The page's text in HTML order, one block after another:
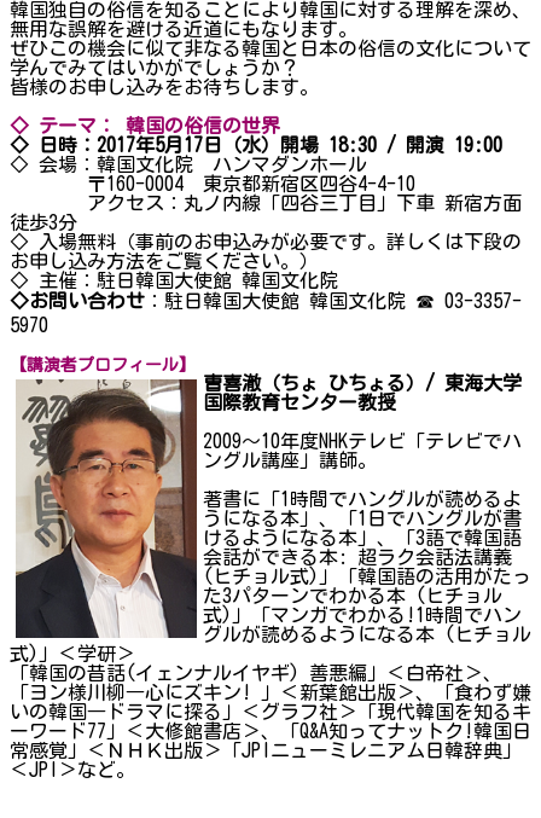
韓国独自の俗信を知ることにより韓国に対する理解を深め、
無用な誤解を避ける近道にもなります。
ぜひこの機会に似て非なる韓国と日本の俗信の文化について
学んでみてはいかがでしょうか？
皆様のお申し込みをお待ちします。
◇ テーマ：
韓国の俗信の世界
◇ 日時：2017年5月17日（水）開場 18:30 / 開演 19:00
◇ 会場：韓国文化院 ハンマダンホール
〒160-0004 東京都新宿区四谷4-4-10
アクセス：丸ノ内線「四谷三丁目」下車 新宿方面
徒歩3分
◇ 入場無料（事前のお申込みが必要です。詳しくは下段の
お申し込み方法をご覧ください。）
◇ 主催：駐日韓国大使館 韓国文化院
◇お問い合わせ ：駐日韓国大使館 韓国文化院 ☎ 03-3357-
5970
【講演者プロフィール】
曺喜澈（ちょ ひちょる）/ 東海大学
国際教育センター教授
2009～10年度NHKテレビ「テレビでハ
ングル講座」講師。
著書に「1時間でハングルが読めるよ
うになる本」、「1日でハングルが書
けるようになる本」、「3語で韓国語
会話ができる本: 超ラク会話法講義
(ヒチョル式)」「韓国語の活用がたっ
た3パターンでわかる本 (ヒチョル
式)」「マンガでわかる!1時間でハン
グルが読めるようになる本 (ヒチョル
式)」＜学研＞
「韓国の昔話(イェンナルイヤギ) 善悪編」＜白帝社＞、
「ヨン様川柳―心にズキン! 」＜新葉館出版＞、「食わず嫌
いの韓国―ドラマに探る」＜グラフ社＞「現代韓国を知るキ
ーワード77」＜大修館書店＞、「Q&A知ってナットク!韓国日
常感覚」＜ＮＨＫ出版＞「JPIニューミレニアム日韓辞典」
＜JPI＞など。